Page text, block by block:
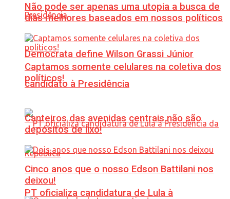
Democrata define Wilson Grassi Júnior
candidato à Presidência
PT oficializa candidatura de Lula à
Não pode ser apenas uma utopia a busca de
dias melhores baseados em nossos políticos
Captamos somente celulares na coletiva dos
políticos!
Canteiros das avenidas centrais não são
depósitos de lixo!
Cinco anos que o nosso Edson Battilani nos
deixou!